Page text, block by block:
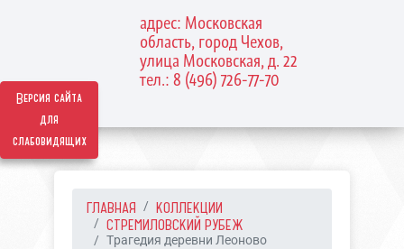
Версия сайта
для
слабовидящих
адрес: Московская
область, город Чехов,
улица Московская, д. 22
тел.: 8 (496) 726-77-70
ГЛАВНАЯ
КОЛЛЕКЦИИ
СТРЕМИЛОВСКИЙ РУБЕЖ
Трагедия деревни Леоново